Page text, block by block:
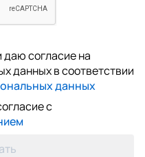
согласие на
данных в соответствии
данных
с